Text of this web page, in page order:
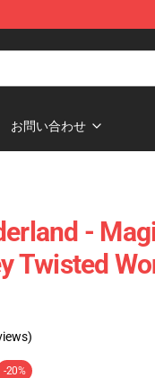
お問い合わせ
-
Twisted
-20%